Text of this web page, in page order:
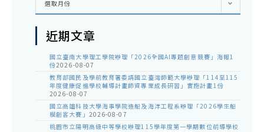
選取月份
近期文章
國立臺南大學理工學院辦理「2026全國AI專題創意競賽」海報1
份2026-08-07
教育部國民及學前教育署委請國立臺灣師範大學辦理「114至115
年度健康促進學校輔導計畫師資專業成長研習」實施計畫1份
2026-08-07
國立高雄科技大學海事學院造船及海洋工程系辦理「2026學生船
模創客大賽」 2026-08-07
桃園市立陽明高級中等學校辦理115學年度第一學期數位前導學校